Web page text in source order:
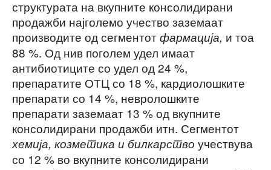
структурата на вкупните консолидирани
продажби најголемо учество заземаат
производите од сегментотфармација, и тоа
88 %. Од нив поголем удел имаат
антибиотиците со удел од 24 %,
препаратите ОТЦ со 18 %, кардиолошките
препарати со 14 %, невролошките
препарати заземаат 13 % од вкупните
консолидирани продажби итн. Сегментот
хемија, козметика и билкарство учествува
со 12 % во вкупните консолидирани